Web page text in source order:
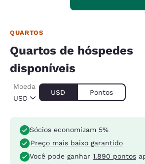
QUARTOS
Quartos de hóspedes
disponíveis
USD
Moeda
USD Pontos
Sócios economizam 5%
Preço mais baixo garantido
Você pode ganhar 1.890 pontos